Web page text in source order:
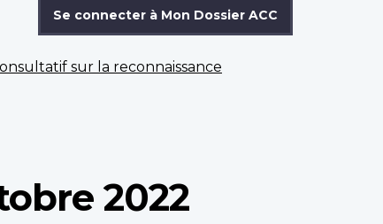
Se connecter à Mon Dossier ACC
sur la reconnaissance
2022